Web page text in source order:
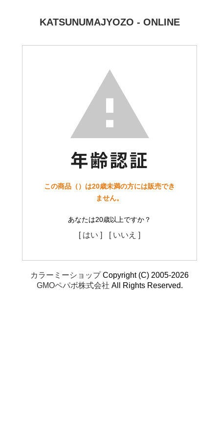
KATSUNUMAJYOZO - ONLINE
この商品（）は20歳未満の方には販売でき
ません。
あなたは20歳以上ですか？
[ はい ] [ いいえ ]
カラーミーショップCopyright (C) 2005-2026
GMOペパボ株式会社 All Rights Reserved.